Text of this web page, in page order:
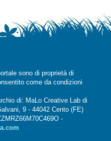
sono di proprietà di
come da condizioni
di: MaLo Creative Lab di
9 - 44042 Cento (FE)
-